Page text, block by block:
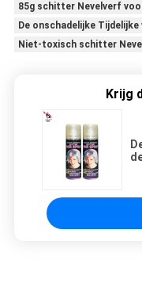
85g schitter Nevelverf
De onschadelijke
Niet-toxisch schitter
Krijg